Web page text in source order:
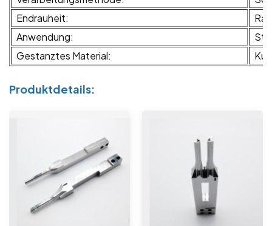
Endrauheit:
Anwendung:
Gestanztes Material:
Produktdetails: